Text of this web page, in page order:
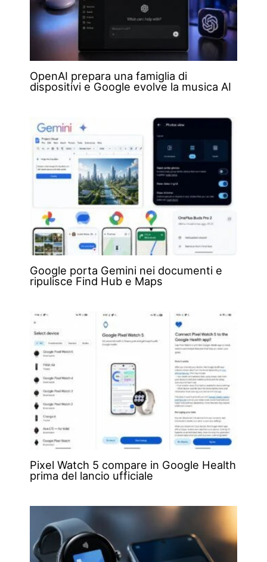
OpenAI prepara una famiglia di
dispositivi e Google evolve la musica AI
Google porta Gemini nei documenti e
ripulisce Find Hub e Maps
Pixel Watch 5 compare in Google Health
prima del lancio ufficiale